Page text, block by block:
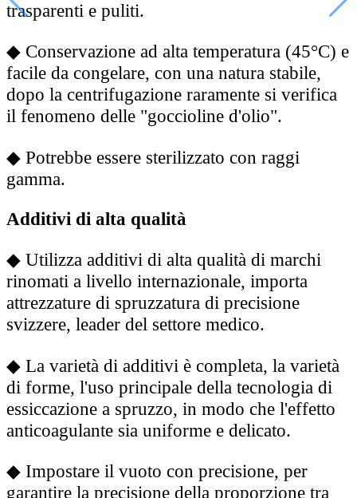
trasparenti e puliti.
◆ Conservazione ad alta temperatura (45°C) e
facile da congelare, con una natura stabile,
dopo la centrifugazione raramente si verifica
il fenomeno delle "goccioline d'olio".
◆ Potrebbe essere sterilizzato con raggi
gamma.
Additivi di alta qualità
◆ Utilizza additivi di alta qualità di marchi
rinomati a livello internazionale, importa
attrezzature di spruzzatura di precisione
svizzere, leader del settore medico.
◆ La varietà di additivi è completa, la varietà
di forme, l'uso principale della tecnologia di
essiccazione a spruzzo, in modo che l'effetto
anticoagulante sia uniforme e delicato.
◆ Impostare il vuoto con precisione, per
garantire la precisione della proporzione tra